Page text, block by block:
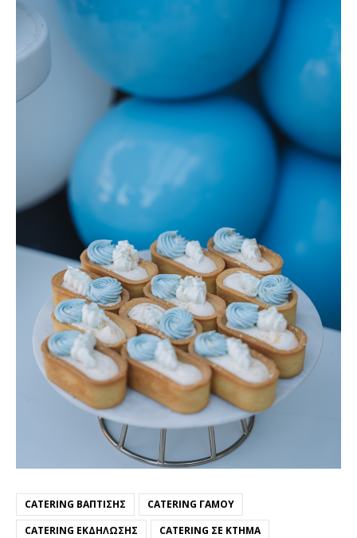
CATERING ΒΆΠΤΙΣΗΣ
CATERING ΓΆΜΟΥ
CATERING ΕΚΔΉΛΩΣΗΣ
CATERING ΣΕ ΚΤΉΜΑ